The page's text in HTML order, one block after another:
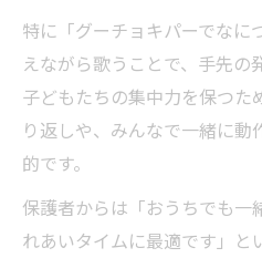
特に「グーチョキパーでなに
えながら歌うことで、手先の
子どもたちの集中力を保つた
り返しや、みんなで一緒に
的です。
保護者からは「おうちでも一
れあいタイムに最適です」と